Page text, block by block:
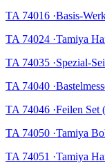
TA 74016 ·Basis-
TA 74024 ·Tamiya
TA 74035 ·Spezial-
TA 74040
TA 74046 ·Feilen Set
TA 74050 ·Tamiya
TA 74051 ·Tamiya